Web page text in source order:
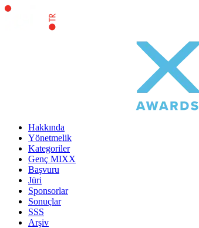
Hakkında
Yönetmelik
Kategoriler
Genç MIXX
Başvuru
Jüri
Sponsorlar
Sonuçlar
SSS
Arşiv